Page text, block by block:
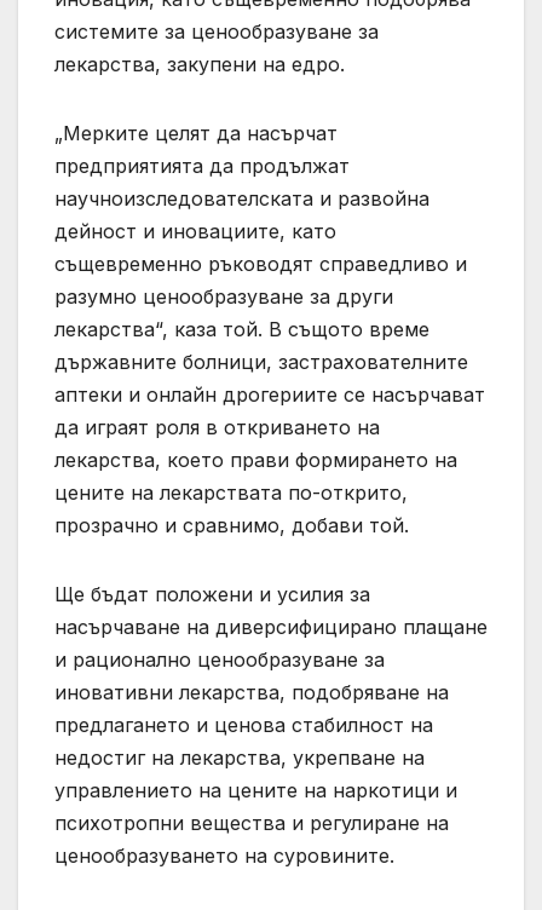
системите за ценообразуване за
лекарства, закупени на едро.
„Мерките целят да насърчат
предприятията да продължат
научноизследователската и развойна
дейност и иновациите, като
същевременно ръководят справедливо и
разумно ценообразуване за други
лекарства“, каза той. В същото време
държавните болници, застрахователните
аптеки и онлайн дрогериите се насърчават
да играят роля в откриването на
лекарства, което прави формирането на
цените на лекарствата по-открито,
прозрачно и сравнимо, добави той.
Ще бъдат положени и усилия за
насърчаване на диверсифицирано плащане
и рационално ценообразуване за
иновативни лекарства, подобряване на
предлагането и ценова стабилност на
недостиг на лекарства, укрепване на
управлението на цените на наркотици и
психотропни вещества и регулиране на
ценообразуването на суровините.